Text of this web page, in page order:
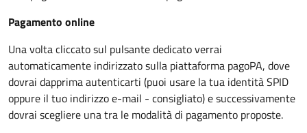
Pagamento online
Una volta cliccato sul pulsante dedicato verrai
automaticamente indirizzato sulla piattaforma pagoPA, dove
dovrai dapprima autenticarti (puoi usare la tua identità SPID
oppure il tuo indirizzo e-mail - consigliato) e successivamente
dovrai scegliere una tra le modalità di pagamento proposte.